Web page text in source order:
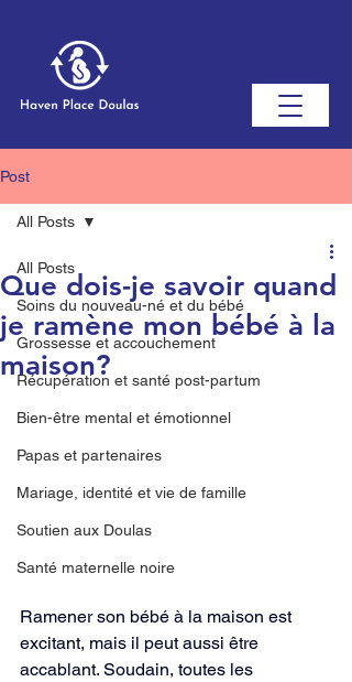
Post
All Posts
Soins du nouveau-né et du bébé
Grossesse et accouchement
Récupération et santé post-partum
Bien-être mental et émotionnel
Papas et partenaires
Mariage, identité et vie de famille
Soutien aux Doulas
Santé maternelle noire
All Posts
Que dois-je savoir quand
je ramène mon bébé à la
maison?
Ramener son bébé à la maison est
excitant, mais il peut aussi être
accablant. Soudain, toutes les